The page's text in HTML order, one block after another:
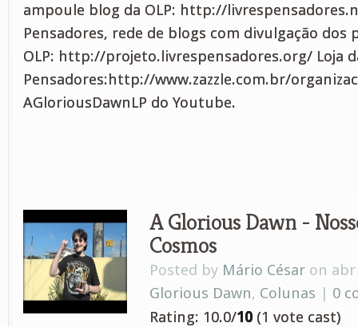
ampoule blog da OLP: http://
Pensadores, rede de blogs com divulgação dos
OLP: http://projeto.livrespensadores.org/ Loja
Pensadores:http://www.zazzle.com.br/
AGloriousDawnLP do Youtube.
A Glorious Dawn -
Cosmos
Posted by Mário César on
Glorious Dawn, Colunas | 0
Rating: 10.0/10 (1 vote cast)